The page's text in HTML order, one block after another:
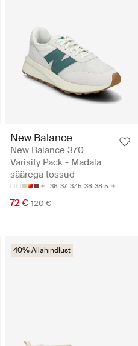
New Balance
New Balance 370
Varisity Pack - Madala
säärega tossud
36 37 37.5 38 38.5
72 € 120 €
40% Allahindlust